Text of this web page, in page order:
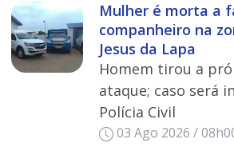
Mulher é morta a
companheiro na
Jesus da Lapa
Homem tirou a
ataque; caso será
Polícia Civil
03 Ago 2026 /